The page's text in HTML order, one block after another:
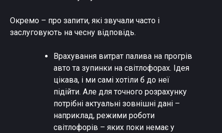
Окремо – про запити, які звучали часто і
заслуговують на чесну відповідь.
Врахування витрат палива на прогрів
авто та зупинки на світлофорах. Ідея
цікава, і ми самі хотіли б до неї
підійти. Але для точного розрахунку
потрібні актуальні зовнішні дані –
наприклад, режими роботи
світлофорів – яких поки немає у